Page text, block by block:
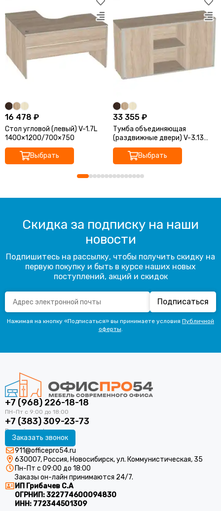
16 478 ₽
Стол угловой (левый) V-1.7L
1400×1200/700×750
Выбрать
33 355 ₽
Тумба объединяющая
(раздвижные двери) V-3.13
1400×426×750
Выбрать
Скидка за подписку на наши
новости
Подпишитесь на рассылку, чтобы получить скидку на
первую покупку и быть в курсе наших новых
поступлений, акций и скидок
Подписаться
Нажимая на кнопку «Подписаться» вы принимаете условия Публичной
оферты.
+7 (968) 226-18-18
+7 (383) 309-23-73
Заказать звонок
911@officepro54.ru
630007, Россия, Новосибирск, ул. Коммунистическая, 35
Пн-Пт с 09:00 до 18:00
Заказы он-лайн принимаются 24/7.
ИП Грибачев С.А
ОГРНИП:322774600094830
ИНН: 772344501309